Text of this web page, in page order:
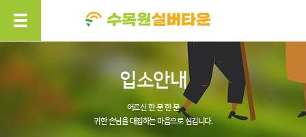
입소안내
어르신 한 분 한 분
귀한 손님을 대접하는 마음으로 섬깁니다.